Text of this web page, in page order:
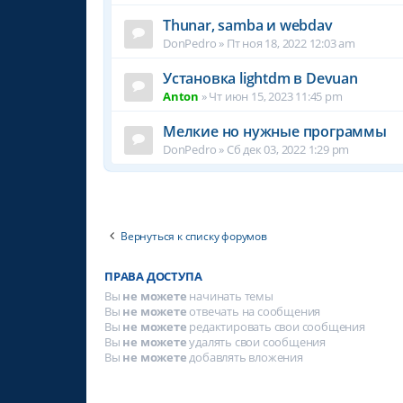
Thunar, samba и webdav
DonPedro » Пт ноя 18, 2022 12:03 am
Установка lightdm в Devuan
Anton »Чт июн 15, 2023 11:45 pm
Мелкие но нужные программы
DonPedro » Сб дек 03, 2022 1:29 pm
Вернуться к списку форумов
ПРАВА ДОСТУПА
Вы не можете начинать темы
Вы не можете отвечать на сообщения
Вы не можете редактировать свои сообщения
Вы не можетеудалять свои сообщения
Вы не можетедобавлять вложения